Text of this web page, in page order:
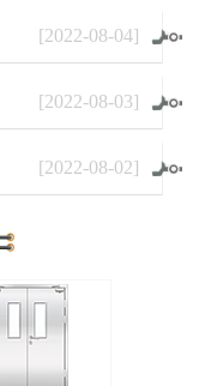
[2022-08-04]
[2022-08-03]
[2022-08-02]